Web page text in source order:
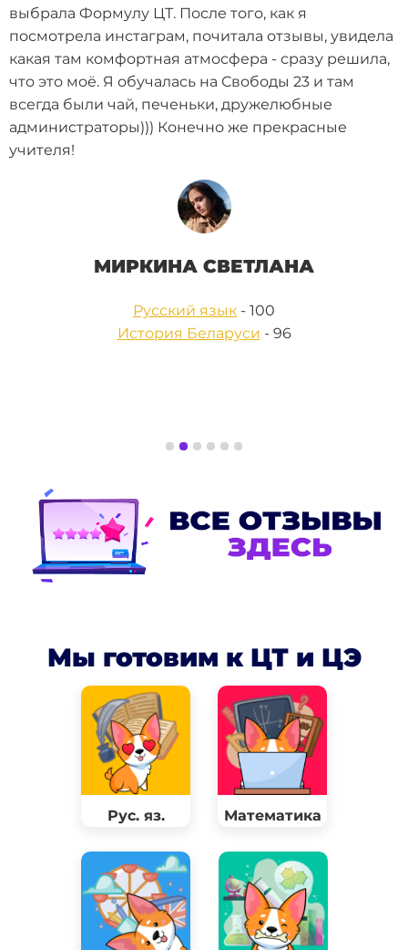
выбрала Формулу ЦТ. После того, как я
посмотрела инстаграм, почитала отзывы, увидела
какая там комфортная атмосфера - сразу решила,
что это моё. Я обучалась на Свободы 23 и там
всегда были чай, печеньки, дружелюбные
администраторы))) Конечно же прекрасные
учителя!
МИРКИНА СВЕТЛАНА
Русский язык - 100
История Беларуси - 96
Рус. яз. Математика
Мы готовим к ЦТ и ЦЭ